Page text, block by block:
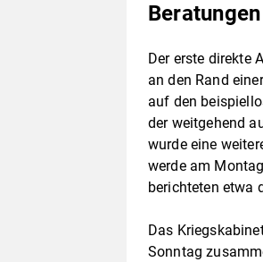
Der erste direkte
an den Rand
auf den
der weitgehend
wurde eine
werde am
berichteten etwa
Das
Sonntag